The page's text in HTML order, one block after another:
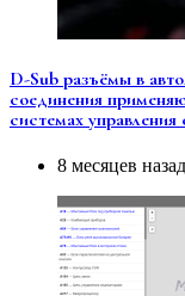
D-Sub разъёмы в
соединения
системах
8 месяцев назад